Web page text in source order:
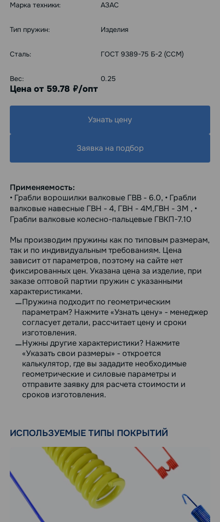
Марка техники: АЗАС
Тип пружин: Изделия
Сталь: ГОСТ 9389-75 Б-2 (ССМ)
Вес: 0.25
Цена от 59.78 руб./опт
Узнать цену
Заявка на подбор
Применяемость:
• Грабли ворошилки валковые ГВВ - 6.0, • Грабли
валковые навесные ГВН - 4, ГВН - 4М,ГВН - 3М , •
Грабли валковые колесно-пальцевые ГВКП-7.10
Мы производим пружины как по типовым размерам,
так и по индивидуальным требованиям. Цена
зависит от параметров, поэтому на сайте нет
фиксированных цен. Указана цена за изделие, при
заказе оптовой партии пружин с указанными
характеристиками.
Пружина подходит по геометрическим
параметрам? Нажмите «Узнать цену» - менеджер
согласует детали, рассчитает цену и сроки
изготовления.
Нужны другие характеристики? Нажмите
«Указать свои размеры» - откроется
калькулятор, где вы зададите необходимые
геометрические и силовые параметры и
отправите заявку для расчета стоимости и
сроков изготовления.
ИСПОЛЬЗУЕМЫЕ ТИПЫ ПОКРЫТИЙ